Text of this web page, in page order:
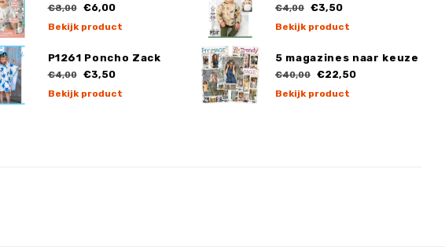
€8,00 €6,00
Bekijk product
€4,00 €3,50
Bekijk product
P1261 Poncho Zack
€4,00 €3,50
Bekijk product
5 magazines naar keuze
€40,00 €22,50
Bekijk product